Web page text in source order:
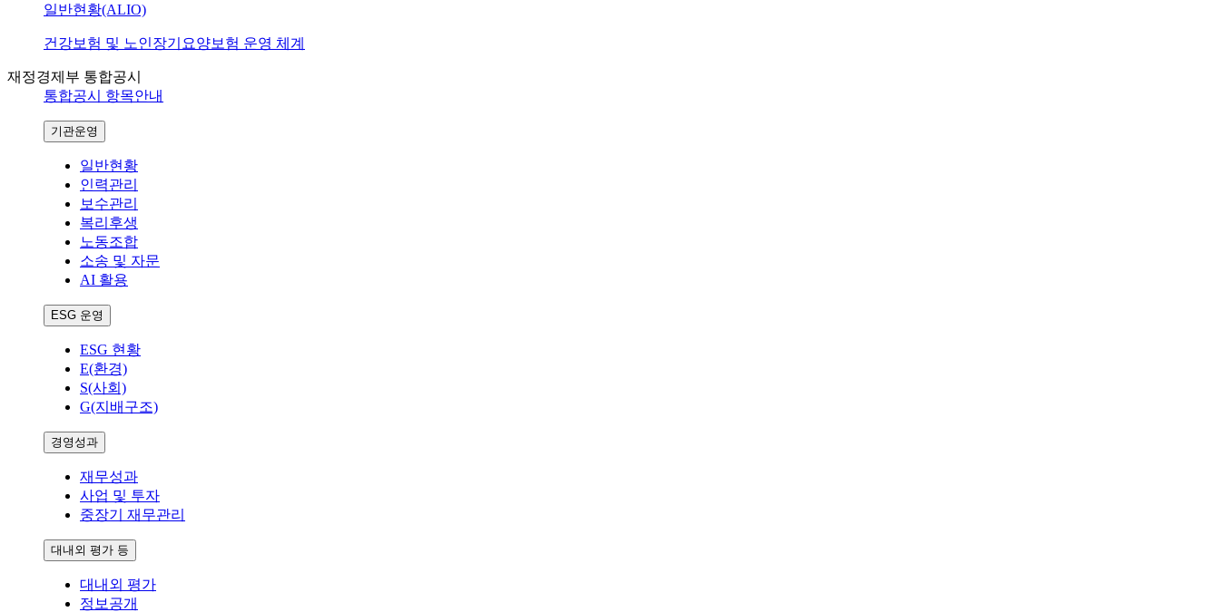
일반현황(ALIO)
건강보험 및 노인장기요양보험 운영 체계
재정경제부 통합공시
통합공시 항목안내
기관운영
일반현황
인력관리
보수관리
복리후생
노동조합
소송 및 자문
AI 활용
ESG 운영
ESG 현황
E(환경)
S(사회)
G(지배구조)
경영성과
재무성과
사업 및 투자
중장기 재무관리
대내외 평가 등
대내외 평가
정보공개